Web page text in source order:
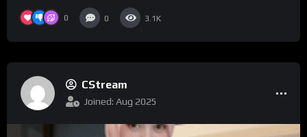
0 0 3.1K
CStream
Joined: Aug 2025